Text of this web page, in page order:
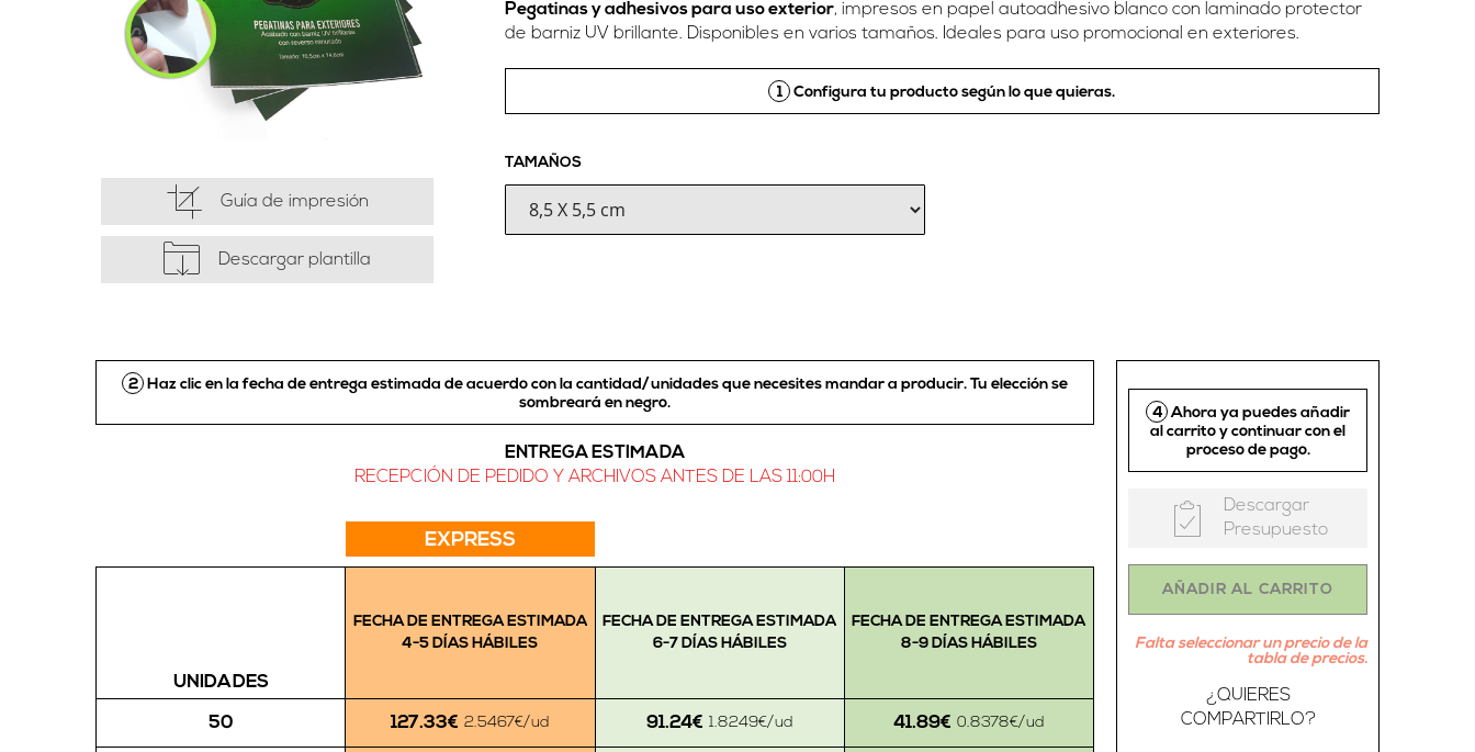
Guía de impresión
Descargar plantilla
Pegatinas y adhesivos para uso exterior, impresos en papel autoadhesivo blanco con laminado protector
de barniz UV brillante. Disponibles en varios tamaños. Ideales para uso promocional en exteriores.
1 Configura tu producto según lo que quieras.
TAMAÑOS
2 Haz clic en la fecha de entrega estimada de acuerdo con la cantidad/unidades que necesites mandar a producir. Tu elección se
sombreará en negro.
ENTREGA ESTIMADA
RECEPCIÓN DE PEDIDO Y ARCHIVOS ANTES DE LAS 11:00H
UNIDADES
FECHA DE ENTREGA ESTIMADA
4-5 DÍAS HÁBILES
EXPRESS
FECHA DE ENTREGA ESTIMADA
6-7 DÍAS HÁBILES
FECHA DE ENTREGA ESTIMADA
8-9 DÍAS HÁBILES
50 127.33€ 2.5467€/ud 91.24€ 1.8249€/ud 41.89€ 0.8378€/ud
4 Ahora ya puedes añadir
al carrito y continuar con el
proceso de pago.
Descargar
Presupuesto
AÑADIR AL CARRITO
Falta seleccionar un precio de la
tabla de precios.
¿QUIERES
COMPARTIRLO?